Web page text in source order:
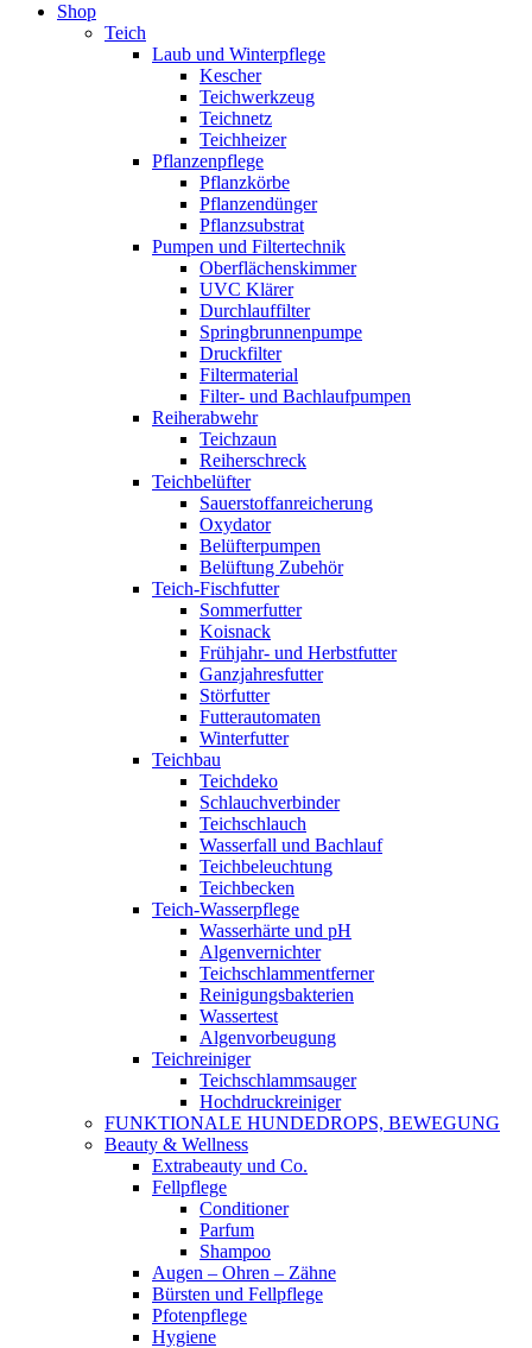
Shop
Teich
Laub und Winterpflege
Kescher
Teichwerkzeug
Teichnetz
Teichheizer
Pflanzenpflege
Pflanzkörbe
Pflanzendünger
Pflanzsubstrat
Pumpen und Filtertechnik
Oberflächenskimmer
UVC Klärer
Durchlauffilter
Springbrunnenpumpe
Druckfilter
Filtermaterial
Filter- und Bachlaufpumpen
Reiherabwehr
Teichzaun
Reiherschreck
Teichbelüfter
Sauerstoffanreicherung
Oxydator
Belüfterpumpen
Belüftung Zubehör
Teich-Fischfutter
Sommerfutter
Koisnack
Frühjahr- und Herbstfutter
Ganzjahresfutter
Störfutter
Futterautomaten
Winterfutter
Teichbau
Teichdeko
Schlauchverbinder
Teichschlauch
Wasserfall und Bachlauf
Teichbeleuchtung
Teichbecken
Teich-Wasserpflege
Wasserhärte und pH
Algenvernichter
Teichschlammentferner
Reinigungsbakterien
Wassertest
Algenvorbeugung
Teichreiniger
Teichschlammsauger
Hochdruckreiniger
FUNKTIONALE HUNDEDROPS, BEWEGUNG
Beauty & Wellness
Extrabeauty und Co.
Fellpflege
Conditioner
Parfum
Shampoo
Augen – Ohren – Zähne
Bürsten und Fellpflege
Pfotenpflege
Hygiene